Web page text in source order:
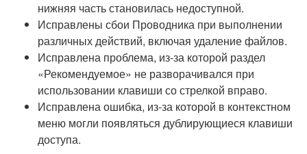
нижняя часть становилась недоступной.
Исправлены сбои Проводника при выполнении
различных действий, включая удаление файлов.
Исправлена проблема, из-за которой раздел
«Рекомендуемое» не разворачивался при
использовании клавиши со стрелкой вправо.
Исправлена ошибка, из-за которой в контекстном
меню могли появляться дублирующиеся клавиши
доступа.